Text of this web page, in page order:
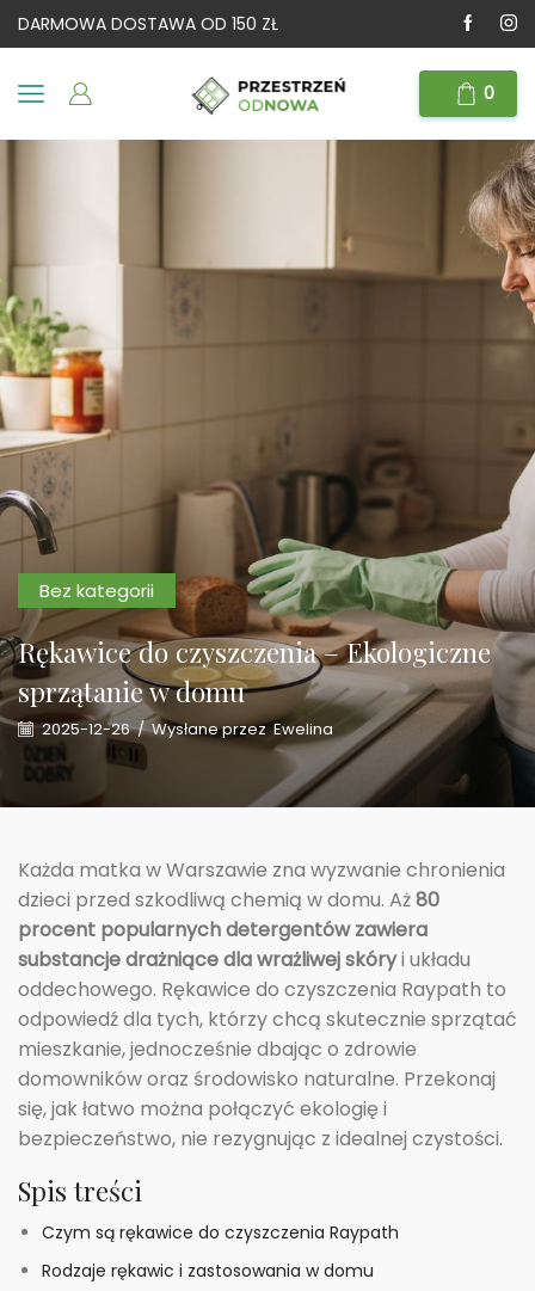
DARMOWA DOSTAWA OD 150 ZŁ
0
Bez kategorii
Rękawice do czyszczenia – Ekologiczne
sprzątanie w domu
2025-12-26 / Wysłane przez Ewelina
Każda matka w Warszawie zna wyzwanie chronienia
dzieci przed szkodliwą chemią w domu. Aż80
procent popularnych detergentów zawiera
substancje drażniące dla wrażliwej skóryi układu
oddechowego. Rękawice do czyszczenia Raypath to
odpowiedź dla tych, którzy chcą skutecznie sprzątać
mieszkanie, jednocześnie dbając o zdrowie
domowników oraz środowisko naturalne. Przekonaj
się, jak łatwo można połączyć ekologię i
bezpieczeństwo, nie rezygnując z idealnej czystości.
Spis treści
Czym są rękawice do czyszczenia Raypath
Rodzaje rękawic i zastosowania w domu